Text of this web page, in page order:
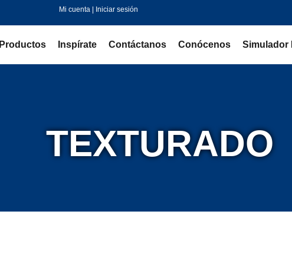
Mi cuenta | Iniciar sesión
Productos Inspírate Contáctanos Conócenos Simulador
TEXTURADO